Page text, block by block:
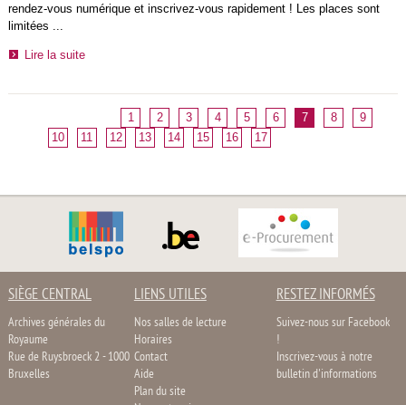
rendez-vous numérique et inscrivez-vous rapidement ! Les places sont
limitées ...
Lire la suite
1 2 3 4 5 6 7 8
9
10
11 12 13 14 15 16 17
SIÈGE CENTRAL
Archives générales du
Royaume
Rue de Ruysbroeck 2 - 1000
Bruxelles
LIENS UTILES
Nos salles de lecture
Horaires
Contact
Aide
Plan du site
RESTEZ INFORMÉS
Suivez-nous sur Facebook
!
Inscrivez-vous à notre
bulletin d'informations